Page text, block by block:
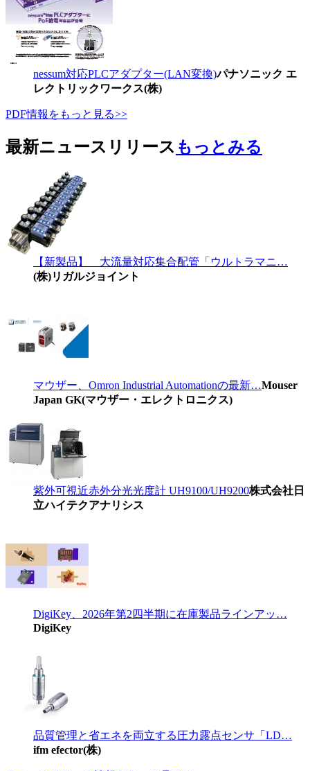
nessum対応PLCアダプター(LAN変換)パナソニック エ
レクトリックワークス(株)
PDF情報をもっと見る>>
最新ニュースリリース もっとみる
【新製品】 大流量対応集合配管「ウルトラマニ…
(株)リガルジョイント
マウザー、Omron Industrial Automationの最新…Mouser
Japan GK(マウザー・エレクトロニクス)
紫外可視近赤外分光光度計 UH9100/UH9200株式会社日
立ハイテクアナリシス
DigiKey、2026年第2四半期に在庫製品ラインアッ…
DigiKey
品質管理と省エネを両立する圧力露点センサ「LD…
ifm efector(株)